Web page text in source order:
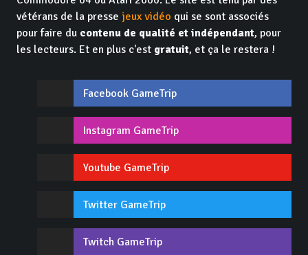
vétérans de la presse jeux vidéo qui se sont associés
pour faire du contenu de qualité et indépendant, pour
les lecteurs. Et en plus c'est gratuit, et ça le restera !
Facebook GameTrip
Instagram GameTrip
Youtube GameTrip
Twitter GameTrip
Twitch GameTrip